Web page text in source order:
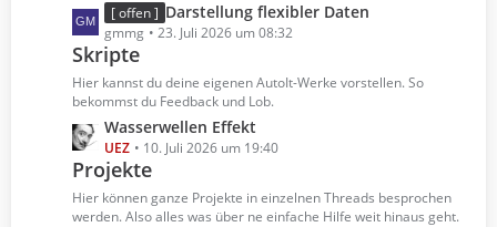
ä
g
e
L
e
t
z
t
e
B
e
i
t
[ offen ] Darstellung flexibler Daten
gmmg 23. Juli 2026 um 08:32
Skripte
Hier kannst du deine eigenen AutoIt-Werke vorstellen. So
bekommst du Feedback und Lob.
L
e
t
z
t
Wasserwellen Effekt
UEZ 10. Juli 2026 um 19:40
Projekte
Hier können ganze Projekte in einzelnen Threads besprochen
werden. Also alles was über ne einfache Hilfe weit hinaus geht.